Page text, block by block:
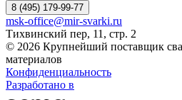
8 (495) 179-99-77
msk-office@mir-svarki.ru
Тихвинский пер, 11, стр. 2
© 2026 Крупнейший поставщик
материалов
Конфиденциальность
Разработано в